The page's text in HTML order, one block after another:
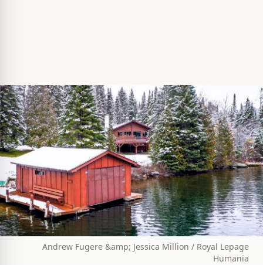
Andrew Fugere &amp; Jessica Million / Royal Lepage
Humania